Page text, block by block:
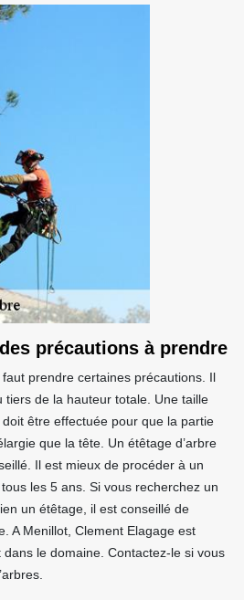
précautions à prendre
prendre certaines précautions. Il
tiers de la hauteur totale. Une taille
être effectuée pour que la partie
que la tête. Un étêtage d’arbre
Il est mieux de procéder à un
les 5 ans. Si vous recherchez un
un étêtage, il est conseillé de
A Menillot, Clement Elagage est
le domaine. Contactez-le si vous